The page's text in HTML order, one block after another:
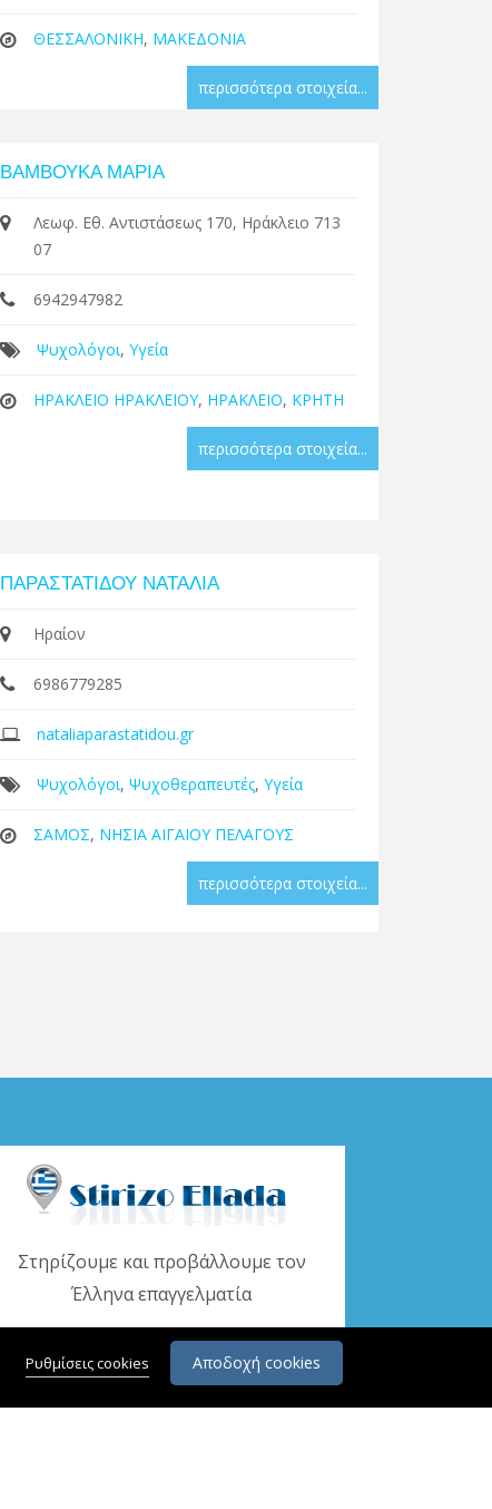
ΘΕΣΣΑΛΟΝΙΚΗ, ΜΑΚΕΔΟΝΙΑ
περισσότερα στοιχεία...
ΒΑΜΒΟΥΚΑ ΜΑΡΙΑ
Λεωφ. Εθ. Αντιστάσεως 170, Ηράκλειο 713
07
6942947982
Ψυχολόγοι, Υγεία
ΗΡΑΚΛΕΙΟ ΗΡΑΚΛΕΙΟΥ, ΗΡΑΚΛΕΙΟ, ΚΡΗΤΗ
περισσότερα στοιχεία...
ΠΑΡΑΣΤΑΤΙΔΟΥ ΝΑΤΑΛΙΑ
Ηραίον
6986779285
nataliaparastatidou.gr
Ψυχολόγοι, Ψυχοθεραπευτές, Υγεία
ΣΑΜΟΣ, ΝΗΣΙΑ ΑΙΓΑΙΟΥ ΠΕΛΑΓΟΥΣ
περισσότερα στοιχεία...
Στηρίζουμε και προβάλλουμε τον
Έλληνα επαγγελματία
www.stirizoellada.gr
Ρυθμίσεις cookies Αποδοχή cookies